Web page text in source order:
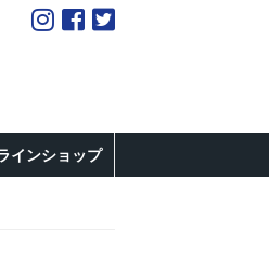
インショップ